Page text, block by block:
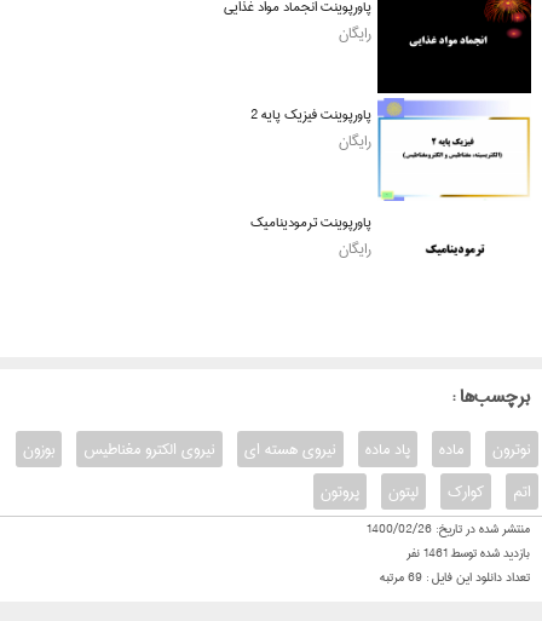
پاورپوینت انجماد مواد غذایی
رایگان
پاورپوینت فیزیک پایه 2
رایگان
پاورپوینت ترمودینامیک
رایگان
: برچسب‌ها
بوزون نیروی الکترو مغناطیس نیروی هسته ای پاد ماده ماده
نوترون
پروتون
لپتون کوارک اتم
منتشر شده در تاریخ: 1400/02/26
بازدید شده توسط1461نفر
تعداد دانلود این فایل : 69مرتبه